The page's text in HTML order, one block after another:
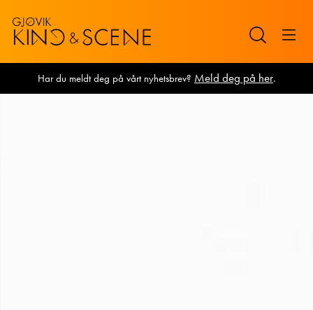
Har du meldt deg på vårt nyhetsbrev? Meld deg på her.